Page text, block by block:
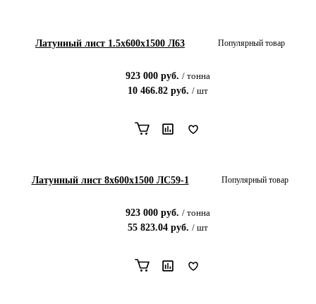
Латунный лист 1.5x600x1500 Л63 Популярный товар
923 000 руб. / тонна
10 466.82 руб. / шт
Латунный лист 8x600x1500 ЛС59-1 Популярный товар
923 000 руб. / тонна
55 823.04 руб. / шт